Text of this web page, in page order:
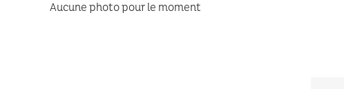
Aucune photo pour le moment